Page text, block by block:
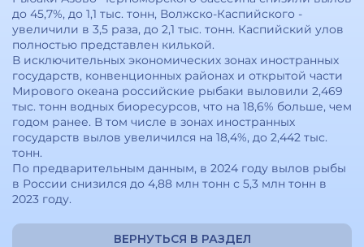
до 45,7%, до 1,1 тыс. тонн, Волжско-Каспийского -
увеличили в 3,5 раза, до 2,1 тыс. тонн. Каспийский улов
полностью представлен килькой.
В исключительных экономических зонах иностранных
государств, конвенционных районах и открытой части
Мирового океана российские рыбаки выловили 2,469
тыс. тонн водных биоресурсов, что на 18,6% больше, чем
годом ранее. В том числе в зонах иностранных
государств вылов увеличился на 18,4%, до 2,442 тыс.
тонн.
По предварительным данным, в 2024 году вылов рыбы
в России снизился до 4,88 млн тонн с 5,3 млн тонн в
2023 году.
ВЕРНУТЬСЯ В РАЗДЕЛ